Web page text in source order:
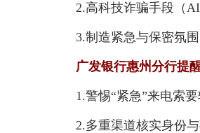
2.高科技诈骗手段（AI
3.制造紧急与保密氛围
广发银行惠州分行提醒
1.警惕“紧急”来电索要
2.多重渠道核实身份与